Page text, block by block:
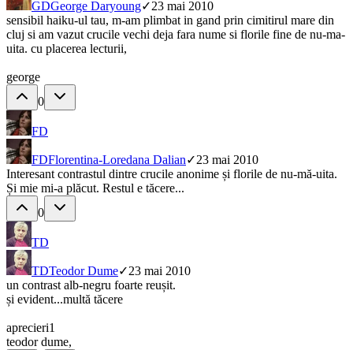
GDGeorge Daryoung✓23 mai 2010
sensibil haiku-ul tau, m-am plimbat in gand prin cimitirul mare din
cluj si am vazut crucile vechi deja fara nume si florile fine de nu-ma-
uita. cu placerea lecturii,
george
0
FD
FDFlorentina-Loredana Dalian✓23 mai 2010
Interesant contrastul dintre crucile anonime și florile de nu-mă-uita.
Și mie mi-a plăcut. Restul e tăcere...
0
TD
TDTeodor Dume✓23 mai 2010
un contrast alb-negru foarte reușit.
și evident...multă tăcere
aprecieri1
teodor dume,